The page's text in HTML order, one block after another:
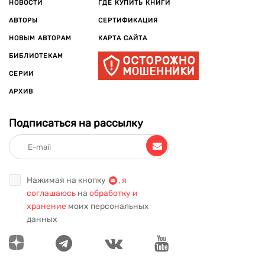
НОВОСТИ
АВТОРЫ
НОВЫМ АВТОРАМ
БИБЛИОТЕКАМ
СЕРИИ
АРХИВ
ГДЕ КУПИТЬ КНИГИ
СЕРТИФИКАЦИЯ
КАРТА САЙТА
Подписаться на рассылку
Нажимая на кнопку , я
соглашаюсь на обработку и
хранение моих персональных
данных